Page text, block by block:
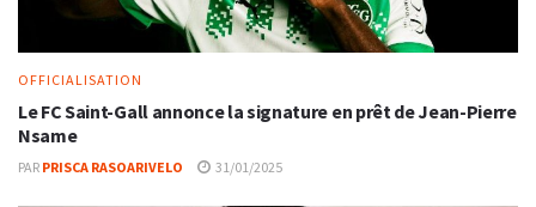
OFFICIALISATION
Le FC Saint-Gall annonce la signature en prêt de Jean-Pierre
Nsame
PAR PRISCA RASOARIVELO 31/01/2025